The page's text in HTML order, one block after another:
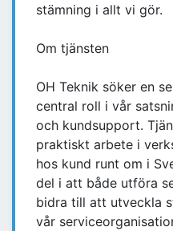
stämning i allt vi gör.
Om tjänsten
OH Teknik söker en
central roll i vår
och kundsupport.
praktiskt arbete i
hos kund runt om i
del i att både utföra
bidra till att utveckla
vår